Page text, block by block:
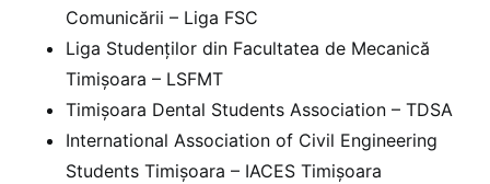
Comunicării – Liga FSC
Liga Studenților din Facultatea de Mecanică
Timișoara – LSFMT
Timișoara Dental Students Association – TDSA
International Association of Civil Engineering
Students Timișoara – IACES Timișoara